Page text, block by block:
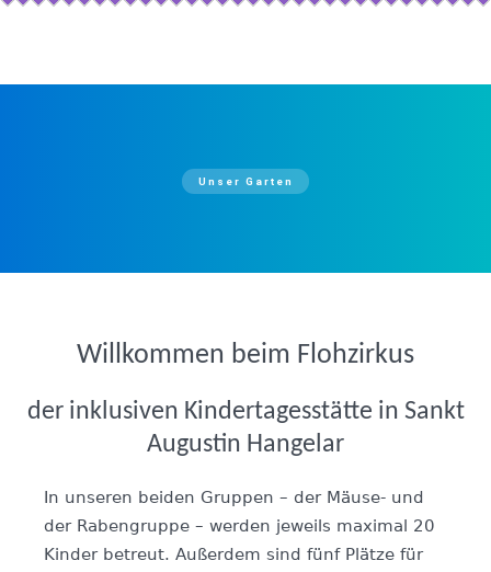
Unser Garten
Willkommen beim Flohzirkus
der inklusiven Kindertagesstätte in Sankt
Augustin Hangelar
In unseren beiden Gruppen – der Mäuse- und
der Rabengruppe – werden jeweils maximal 20
Kinder betreut. Außerdem sind fünf Plätze für